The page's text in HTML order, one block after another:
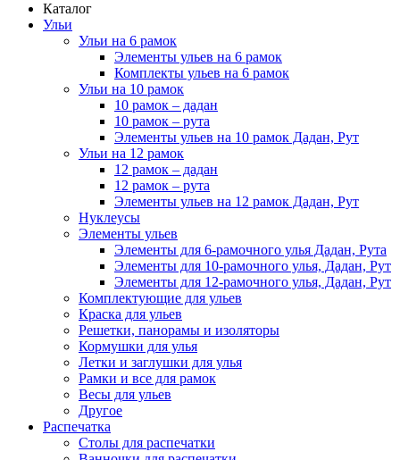
Каталог
Ульи
Ульи на 6 рамок
Элементы ульев на 6 рамок
Комплекты ульев на 6 рамок
Ульи на 10 рамок
10 рамок – дадан
10 рамок – рута
Элементы ульев на 10 рамок Дадан, Рут
Ульи на 12 рамок
12 рамок – дадан
12 рамок – рута
Элементы ульев на 12 рамок Дадан, Рут
Нуклеусы
Элементы ульев
Элементы для 6-рамочного улья Дадан, Рута
Элементы для 10-рамочного улья, Дадан, Рут
Элементы для 12-рамочного улья, Дадан, Рут
Комплектующие для ульев
Краска для ульев
Решетки, панорамы и изоляторы
Кормушки для улья
Летки и заглушки для улья
Рамки и все для рамок
Весы для ульев
Другое
Распечатка
Столы для распечатки